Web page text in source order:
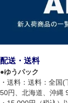
配送・送料
●ゆうパック
・送料：送料：全国
50円、北海道、沖縄